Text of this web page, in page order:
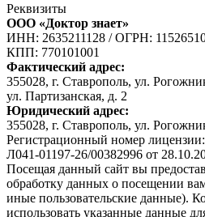
Реквизиты
ООО «Доктор знает»
ИНН: 2635211128 /ОГРН:
КПП: 770101001
Фактический адрес:
355028, г. Ставрополь, ул.
ул. Партизанская, д. 2
Юридический адрес:
355028, г. Ставрополь, ул.
Регистрационный номер лицензии:
Л041-01197-26/00382996 от
Посещая данный сайт вы
обработку данных о посещении
иные пользовательские данные).
использовать указанные данные